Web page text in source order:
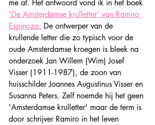
me af. Het antwoord vond ik in het boek
'De Amsterdamse krulletter' van Ramiro
Espinoza. De ontwerper van de
krullende letter die zo typisch voor de
oude Amsterdamse kroegen is bleek na
onderzoek Jan Willem (Wim) Josef
Visser (1911-1987), de zoon van
huisschilder Joannes Augustinus Visser en
Susanna Peters. Zelf noemde hij het geen
'Amsterdamse krulletter' maar de term is
door schrijver Ramiro in het leven